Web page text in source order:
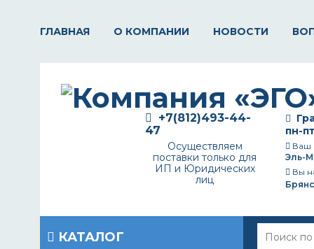
ГЛАВНАЯ О КОМПАНИИ НОВОСТИ
пн-
Ваш
Эль-
Вы
+7(812)493-44-
47
Осуществляем
поставки только для
ИП и Юридических
лиц
КАТАЛОГ